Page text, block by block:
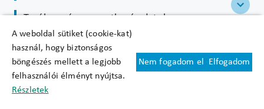
A weboldal sütiket (cookie-kat)
használ, hogy biztonságos
böngészés mellett a legjobb
felhasználói élményt nyújtsa.
Részletek
Nem fogadom el Elfogadom
Tevékenységre vonatkozó adatok
Gazdálkodási adatok
Általános információk
Közérdekű adatok 2020. december 31-ig